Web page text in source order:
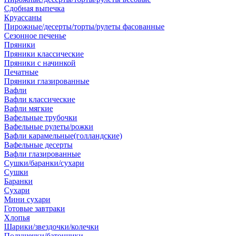
Сдобная выпечка
Круассаны
Пирожные/десерты/торты/рулеты фасованные
Сезонное печенье
Пряники
Пряники классические
Пряники с начинкой
Печатные
Пряники глазированные
Вафли
Вафли классические
Вафли мягкие
Вафельные трубочки
Вафельные рулеты/рожки
Вафли карамельные(голландские)
Вафельные десерты
Вафли глазированные
Сушки/баранки/сухари
Сушки
Баранки
Сухари
Мини сухари
Готовые завтраки
Хлопья
Шарики/звездочки/колечки